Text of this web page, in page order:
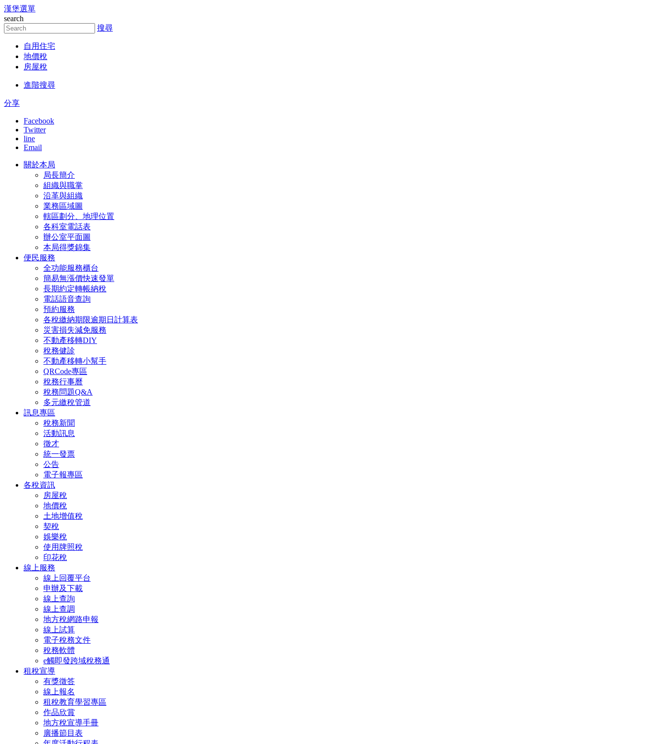
跳到主要內容區塊
漢堡選單
search
搜尋
自用住宅
地價稅
房屋稅
進階搜尋
分享
Facebook
Twitter
line
Email
關於本局
局長簡介
組織與職掌
沿革與組織
業務區域圖
轄區劃分、地理位置
各科室電話表
辦公室平面圖
本局得獎錦集
便民服務
全功能服務櫃台
簡易無漲價快速發單
長期約定轉帳納稅
電話語音查詢
預約服務
各稅繳納期限逾期日計算表
災害損失減免服務
不動產移轉DIY
稅務健診
不動產移轉小幫手
QRCode專區
稅務行事曆
稅務問題Q&A
多元繳稅管道
訊息專區
稅務新聞
活動訊息
徵才
統一發票
公告
電子報專區
各稅資訊
房屋稅
地價稅
土地增值稅
契稅
娛樂稅
使用牌照稅
印花稅
線上服務
線上回覆平台
申辦及下載
線上查詢
線上查調
地方稅網路申報
線上試算
電子稅務文件
稅務軟體
e觸即發跨域稅務通
租稅宣導
有獎徵答
線上報名
租稅教育學習專區
作品欣賞
地方稅宣導手冊
廣播節目表